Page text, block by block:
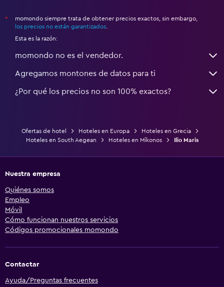
*
momondo siempre trata de obtener precios exactos, sin embargo,
los precios no están garantizados
Esta es la razón:
momondo no es el vendedor.
Agregamos montones de datos para ti
¿Por qué los precios no son 100% exactos?
Ofertas de hotel Hoteles en Europa
Hoteles en Grecia
Hoteles en South Aegean
Hoteles en Míkonos Ilio Maris
Nuestra empresa
Quiénes somos
Empleo
Móvil
Cómo funcionan nuestros servicios
Códigos promocionales momondo
Contactar
Ayuda/Preguntas frecuentes